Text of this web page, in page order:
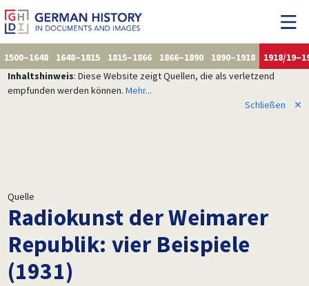
1500–1648 1648–1815 1815–1866 1866–1890 1890–1918
1918/
Inhaltshinweis: Diese Website zeigt Quellen, die als verletzend
empfunden werden können. Mehr...
Schließen
✕
Quelle
Radiokunst der Weimarer
Republik: vier Beispiele
(1931)